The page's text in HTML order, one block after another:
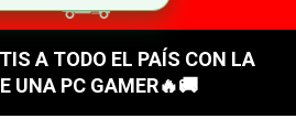
A TODO EL PAÍS CON LA
UNA PC GAMER🔥🚚